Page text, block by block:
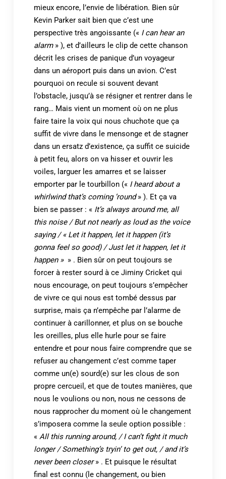
mieux encore, l’envie de libération. Bien sûr
Kevin Parker sait bien que c’est une
perspective très angoissante (« I can hear an
alarm» ), et d’ailleurs le clip de cette chanson
décrit les crises de panique d’un voyageur
dans un aéroport puis dans un avion. C’est
pourquoi on recule si souvent devant
l’obstacle, jusqu’à se résigner et rentrer dans le
rang… Mais vient un moment où on ne plus
faire taire la voix qui nous chuchote que ça
suffit de vivre dans le mensonge et de stagner
dans un ersatz d’existence, ça suffit ce suicide
à petit feu, alors on va hisser et ouvrir les
voiles, larguer les amarres et se laisser
emporter par le tourbillon (« I heard about a
whirlwind that’s coming ’round» ). Et ça va
bien se passer : « It’s always around me, all
this noise / But not nearly as loud as the voice
saying / « Let it happen, let it happen (it’s
gonna feel so good) / Just let it happen, let it
happen »» . Bien sûr on peut toujours se
forcer à rester sourd à ce Jiminy Cricket qui
nous encourage, on peut toujours s’empêcher
de vivre ce qui nous est tombé dessus par
surprise, mais ça n’empêche par l’alarme de
continuer à carillonner, et plus on se bouche
les oreilles, plus elle hurle pour se faire
entendre et pour nous faire comprendre que se
refuser au changement c’est comme taper
comme un(e) sourd(e) sur les clous de son
propre cercueil, et que de toutes manières, que
nous le voulions ou non, nous ne cessons de
nous rapprocher du moment où le changement
s’imposera comme la seule option possible :
« All this running around, / I can’t fight it much
longer / Something’s tryin’ to get out, / and it’s
never been closer» . Et puisque le résultat
final est connu (le changement, ou bien